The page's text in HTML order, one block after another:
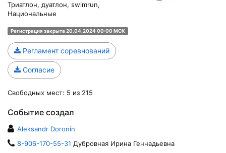
Триатлон, дуатлон, swimrun,
Национальные
Регистрация закрыта 20.04.2024 00:00 МСК
Регламент соревнований
Согласие
Свободных мест: 5 из 215
Событие создал
Aleksandr Doronin
8-906-170-55-31 Дубровная Ирина Геннадьевна